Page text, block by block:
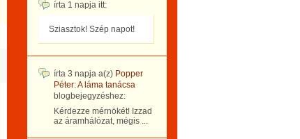
írta 1 napja itt:
Sziasztok! Szép napot!
írta 3 napja a(z) Popper
Péter: A láma tanácsa
blogbejegyzéshez:
Kérdezze mérnökét! Izzad
az áramhálózat, mégis ...